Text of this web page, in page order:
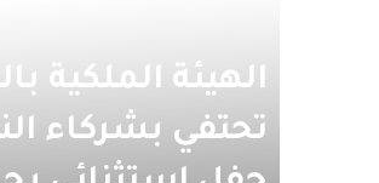
الهيئة الملكية
تحتفي بشركاء